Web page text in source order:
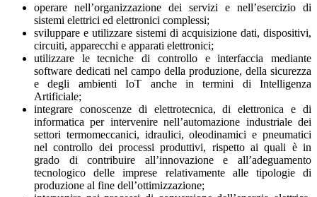
operare nell’organizzazione dei servizi e nell’esercizio di
sistemi elettrici ed elettronici complessi;
sviluppare e utilizzare sistemi di acquisizione dati, dispositivi,
circuiti, apparecchi e apparati elettronici;
utilizzare le tecniche di controllo e interfaccia mediante
software dedicati nel campo della produzione, della sicurezza
e degli ambienti IoT anche in termini di Intelligenza
Artificiale;
integrare conoscenze di elettrotecnica, di elettronica e di
informatica per intervenire nell’automazione industriale dei
settori termomeccanici, idraulici, oleodinamici e pneumatici
nel controllo dei processi produttivi, rispetto ai quali è in
grado di contribuire all’innovazione e all’adeguamento
tecnologico delle imprese relativamente alle tipologie di
produzione al fine dell’ottimizzazione;